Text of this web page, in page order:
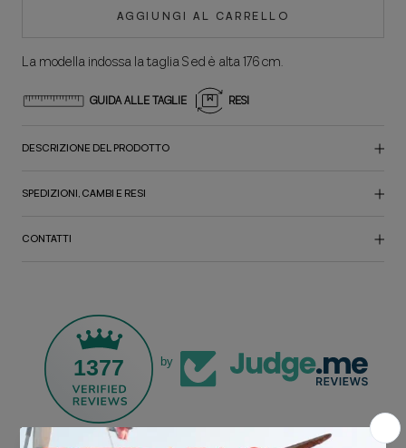
AGGIUNGI AL CARRELLO
La modella indossa la taglia S ed è alta 176 cm.
GUIDA ALLE TAGLIE RESI
DESCRIZIONE DEL PRODOTTO
SPEDIZIONI, CAMBI E RESI
CONTATTI
1377 by